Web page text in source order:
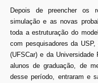
Depois de preencher os
simulação e as novas
toda a estruturação do
com pesquisadores da
(UFSCar) e da Universidade
alunos de graduação, de
desse período, entraram e